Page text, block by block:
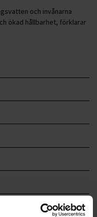
och invånarna
ökad hållbarhet, förklarar